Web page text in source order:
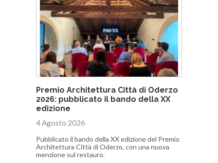
Premio Architettura Città di Oderzo
2026: pubblicato il bando della XX
edizione
4 Agosto 2026
Pubblicato il bando della XX edizione del Premio
Architettura Città di Oderzo, con una nuova
menzione sul restauro.